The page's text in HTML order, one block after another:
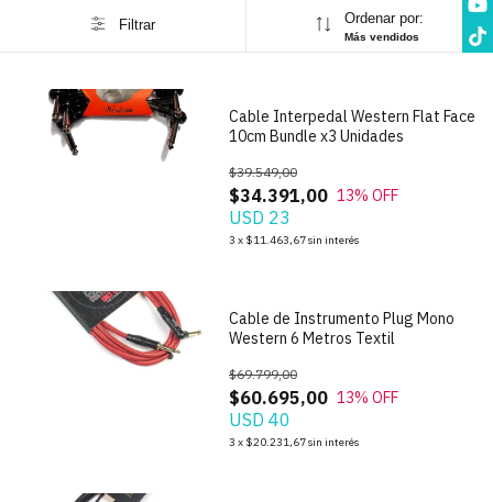
Filtrar Ordenar por:
Más vendidos
Cable Interpedal Western Flat Face
10cm Bundle x3 Unidades
$34.391,00
$39.549,00
13% OFF
USD 23
3 x $11.463,67sin interés
Cable de Instrumento Plug Mono
Western 6 Metros Textil
$60.695,00
$69.799,00
13% OFF
USD 40
3 x $20.231,67sin interés